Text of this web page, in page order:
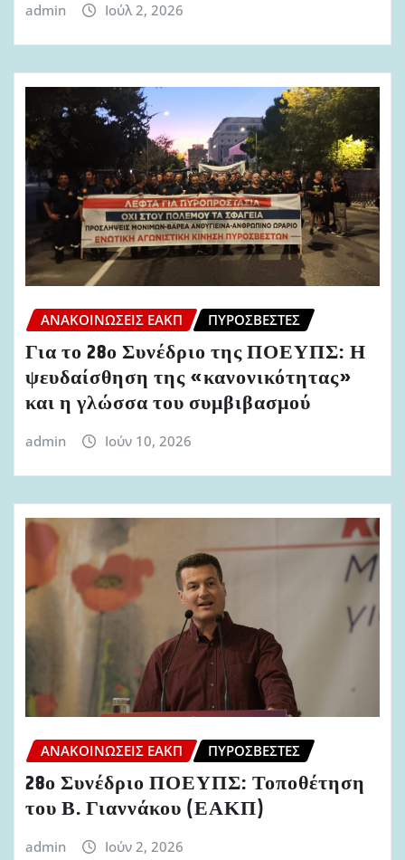
admin Ιούλ 2, 2026
ΑΝΑΚΟΙΝΏΣΕΙΣ ΕΑΚΠ ΠΥΡΟΣΒΈΣΤΕΣ
Για το 28ο Συνέδριο της ΠΟΕΥΠΣ: Η
ψευδαίσθηση της «κανονικότητας»
και η γλώσσα του συμβιβασμού
admin Ιούν 10, 2026
ΑΝΑΚΟΙΝΏΣΕΙΣ ΕΑΚΠ ΠΥΡΟΣΒΈΣΤΕΣ
28ο Συνέδριο ΠΟΕΥΠΣ: Τοποθέτηση
του Β. Γιαννάκου (ΕΑΚΠ)
admin Ιούν 2, 2026